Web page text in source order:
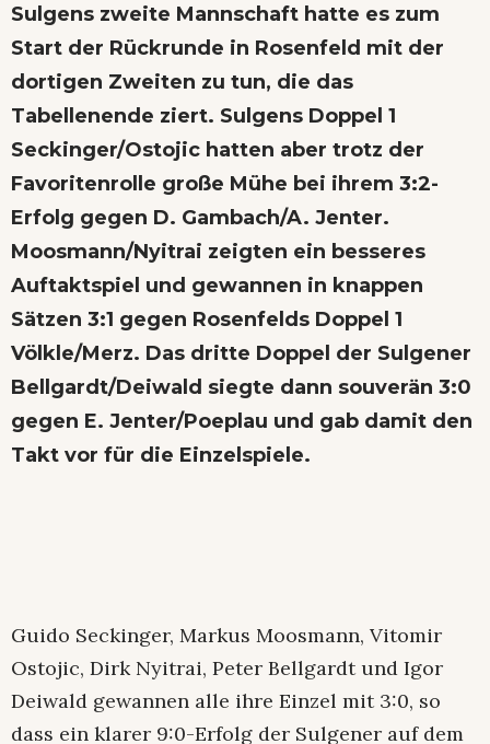
Sulgens zweite Mannschaft hatte es zum
Start der Rückrunde in Rosenfeld mit der
dortigen Zweiten zu tun, die das
Tabellenende ziert. Sulgens Doppel 1
Seckinger/Ostojic hatten aber trotz der
Favoritenrolle große Mühe bei ihrem 3:2-
Erfolg gegen D. Gambach/A. Jenter.
Moosmann/Nyitrai zeigten ein besseres
Auftaktspiel und gewannen in knappen
Sätzen 3:1 gegen Rosenfelds Doppel 1
Völkle/Merz. Das dritte Doppel der Sulgener
Bellgardt/Deiwald siegte dann souverän 3:0
gegen E. Jenter/Poeplau und gab damit den
Takt vor für die Einzelspiele.
Guido Seckinger, Markus Moosmann, Vitomir
Ostojic, Dirk Nyitrai, Peter Bellgardt und Igor
Deiwald gewannen alle ihre Einzel mit 3:0, so
dass ein klarer 9:0-Erfolg der Sulgener auf dem